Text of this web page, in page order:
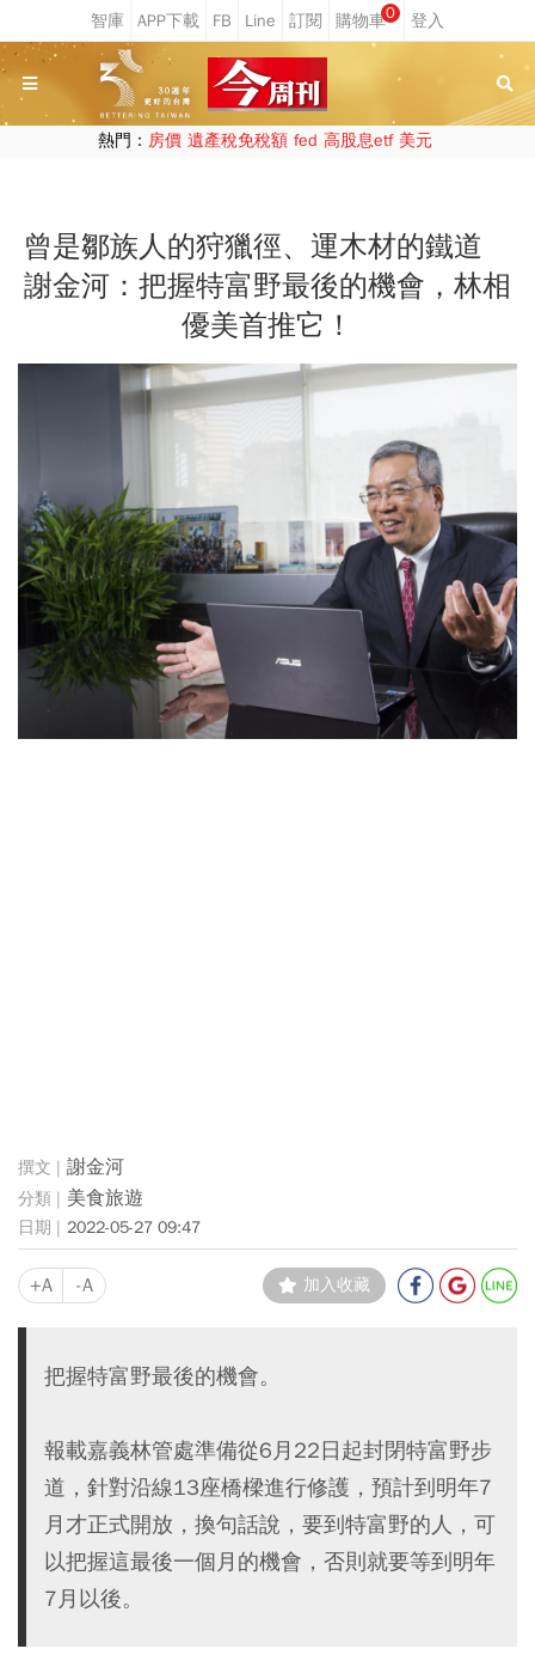
0
熱門： 房價 遺產稅免稅額 fed 高股息etf 美元
曾是鄒族人的狩獵徑、運木材的鐵道
謝金河：把握特富野最後的機會，林相
優美首推它！
謝金河
美食旅遊
2022-05-27 09:47
+A -A 加入收藏
把握特富野最後的機會。
報載嘉義林管處準備從6月22日起封閉特富野步
道，針對沿線13座橋樑進行修護，預計到明年7
月才正式開放，換句話說，要到特富野的人，可
以把握這最後一個月的機會，否則就要等到明年
7月以後。